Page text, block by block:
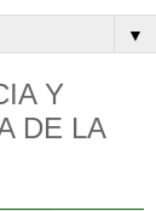
▼
Y
DE LA